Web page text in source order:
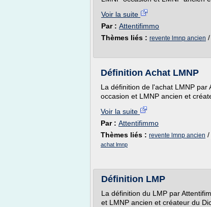
Voir la suite
Par : Attentifimmo
Thèmes liés : revente lmnp ancien /
Définition Achat LMNP
La définition de l'achat LMNP
occasion et LMNP ancien et
Voir la suite
Par : Attentifimmo
Thèmes liés : revente lmnp ancien /
achat lmnp
Définition LMP
La définition du LMP par
et LMNP ancien et créateur du